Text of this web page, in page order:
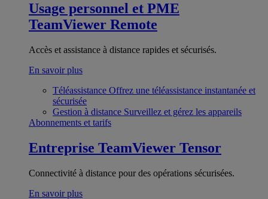
Usage personnel et PME
TeamViewer Remote
Accès et assistance à distance rapides et sécurisés.
En savoir plus
Téléassistance Offrez une téléassistance instantanée et
sécurisée
Gestion à distance Surveillez et gérez les appareils
Abonnements et tarifs
Entreprise TeamViewer Tensor
Connectivité à distance pour des opérations sécurisées.
En savoir plus